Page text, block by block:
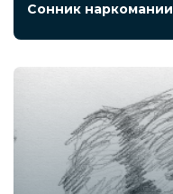
Сонник наркомании